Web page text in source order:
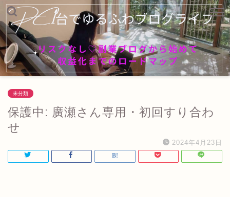
未分類
保護中: 廣瀬さん専用・初回すり合わ
せ
2024年4月23日